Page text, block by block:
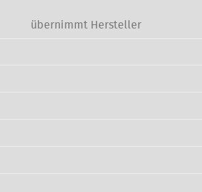
übernimmt Hersteller